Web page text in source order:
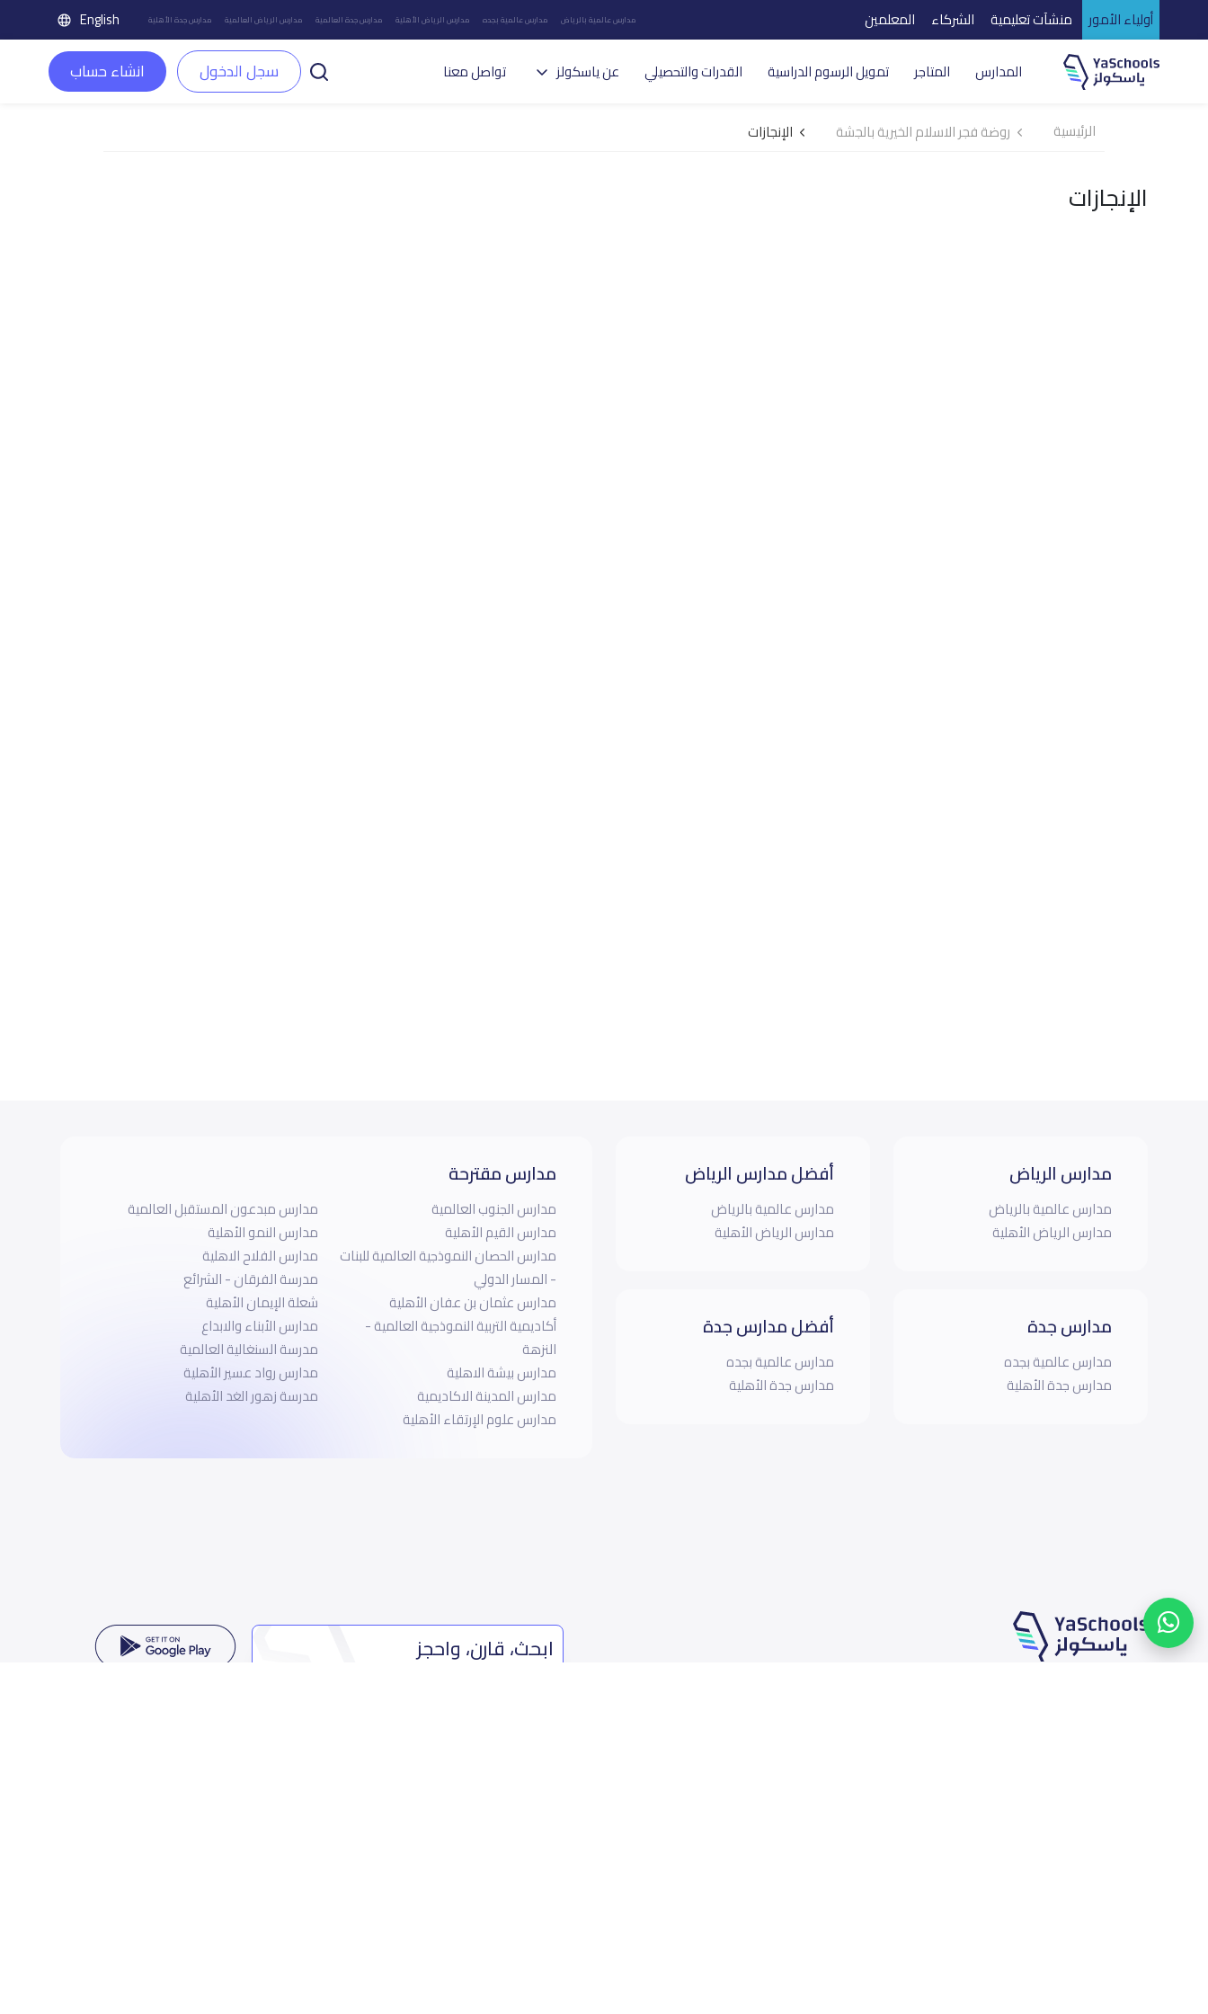
أولياء الأمور منشآت تعليمية الشركاء المعلمين مدارس عالمية بالرياض مدارس عالمية بجده مدارس الرياض الأهلية مدارس جدة العالمية مدارس الرياض العالمية مدارس جدة الأهلية English
المدارس المتاجر تمويل الرسوم الدراسية القدرات والتحصيلي عن ياسكولز تواصل معنا سجل الدخول انشاء حساب
الرئيسية روضة فجر الاسلام الخيرية بالجشة الإنجازات
الإنجازات
مدارس الرياض
مدارس عالمية بالرياض
مدارس الرياض الأهلية
مدارس جدة
مدارس عالمية بجده
مدارس جدة الأهلية
أفضل مدارس الرياض
مدارس عالمية بالرياض
مدارس الرياض الأهلية
أفضل مدارس جدة
مدارس عالمية بجده
مدارس جدة الأهلية
مدارس مقترحة
مدارس الجنوب العالمية
مدارس القيم الأهلية
مدارس الحصان النموذجية العالمية للبنات
- المسار الدولي
مدارس عثمان بن عفان الأهلية
أكاديمية التربية النموذجية العالمية -
النزهة
مدارس بيشة الاهلية
مدارس المدينة الاكاديمية
مدارس علوم الإرتقاء الأهلية
مدارس مبدعون المستقبل العالمية
مدارس النمو الأهلية
مدارس الفلاح الاهلية
مدرسة الفرقان - الشرائع
شعلة الإيمان الأهلية
مدارس الأبناء والابداع
مدرسة السنغالية العالمية
مدارس رواد عسير الأهلية
مدرسة زهور الغد الأهلية
ابحث، قارن، واحجز